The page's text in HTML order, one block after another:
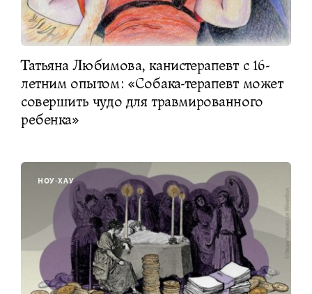
Татьяна Любимова, канистерапевт с 16-
летним опытом: «Собака-терапевт может
совершить чудо для травмированного
ребенка»
НОУ-ХАУ